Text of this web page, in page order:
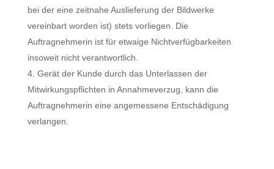
bei der eine zeitnahe Auslieferung der Bildwerke
vereinbart worden ist) stets vorliegen. Die
Auftragnehmerin ist für etwaige Nichtverfügbarkeiten
insoweit nicht verantwortlich.
Gerät der Kunde durch das Unterlassen der
Mitwirkungspflichten in Annahmeverzug, kann die
Auftragnehmerin eine angemessene Entschädigung
verlangen.